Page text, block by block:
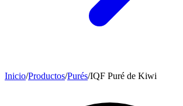
Inicio/Productos/Purés/IQF Puré de Kiwi